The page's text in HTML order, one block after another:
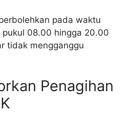
pada waktu
08.00 hingga 20.00
tidak mengganggu
Penagihan